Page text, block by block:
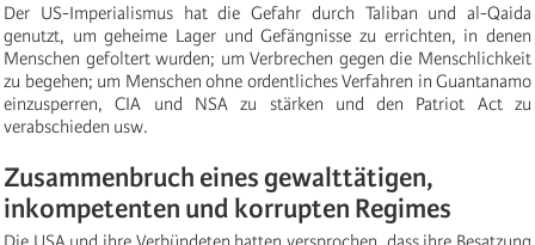
Der US-Imperialismus hat die Gefahr durch Taliban und al-Qaida
genutzt, um geheime Lager und Gefängnisse zu errichten, in denen
Menschen gefoltert wurden; um Verbrechen gegen die Menschlichkeit
zu begehen; um Menschen ohne ordentliches Verfahren in Guantanamo
einzusperren, CIA und NSA zu stärken und den Patriot Act zu
verabschieden usw.
Zusammenbruch eines gewalttätigen,
inkompetenten und korrupten Regimes